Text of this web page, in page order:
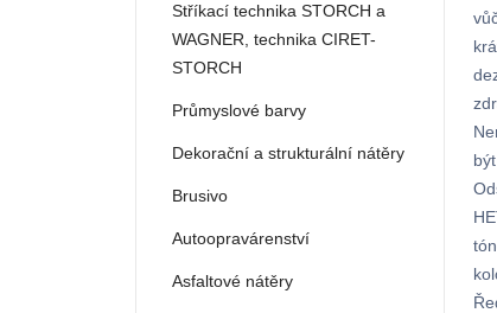
Stříkací technika STORCH a
WAGNER, technika CIRET-
STORCH
Průmyslové barvy
Dekorační a strukturální nátěry
Brusivo
Autoopravárenství
Asfaltové nátěry